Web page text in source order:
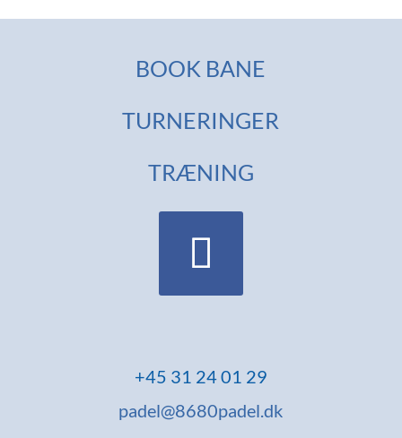
BOOK BANE
TURNERINGER
TRÆNING
+45 31 24 01 29
padel@8680padel.dk